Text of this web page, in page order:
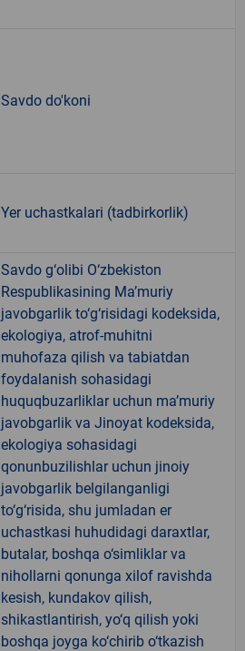
Savdo do'koni
Yer uchastkalari (tadbirkorlik)
Savdo g‘olibi O‘zbekiston
Respublikasining Ma’muriy
javobgarlik to‘g‘risidagi kodeksida,
ekologiya, atrof-muhitni
muhofaza qilish va tabiatdan
foydalanish sohasidagi
huquqbuzarliklar uchun ma’muriy
javobgarlik va Jinoyat kodeksida,
ekologiya sohasidagi
qonunbuzilishlar uchun jinoiy
javobgarlik belgilanganligi
to‘g‘risida, shu jumladan er
uchastkasi huhudidagi daraxtlar,
butalar, boshqa o‘simliklar va
nihollarni qonunga xilof ravishda
kesish, kundakov qilish,
shikastlantirish, yo‘q qilish yoki
boshqa joyga ko‘chirib o‘tkazish